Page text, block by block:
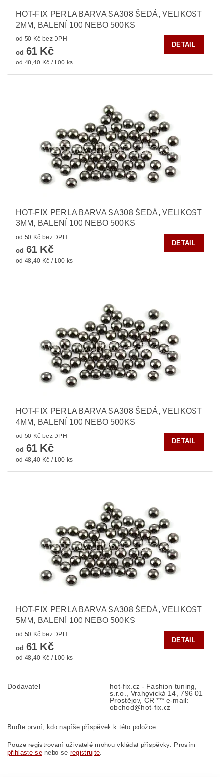
HOT-FIX PERLA BARVA SA308 ŠEDÁ, VELIKOST
2MM, BALENÍ 100 NEBO 500KS
od 50 Kč bez DPH
od 61 Kč
od 48,40 Kč / 100 ks
DETAIL
HOT-FIX PERLA BARVA SA308 ŠEDÁ, VELIKOST
3MM, BALENÍ 100 NEBO 500KS
od 50 Kč bez DPH
od 61 Kč
od 48,40 Kč / 100 ks
DETAIL
HOT-FIX PERLA BARVA SA308 ŠEDÁ, VELIKOST
4MM, BALENÍ 100 NEBO 500KS
od 50 Kč bez DPH
od 61 Kč
od 48,40 Kč / 100 ks
DETAIL
HOT-FIX PERLA BARVA SA308 ŠEDÁ, VELIKOST
5MM, BALENÍ 100 NEBO 500KS
od 50 Kč bez DPH
od 61 Kč
od 48,40 Kč / 100 ks
DETAIL
Dodavatel
hot-fix.cz - Fashion tuning,
s.r.o., Vrahovická 14, 796 01
Prostějov, ČR *** e-mail:
obchod@hot-fix.cz
Buďte první, kdo napíše příspěvek k této položce.
Pouze registrovaní uživatelé mohou vkládat příspěvky. Prosím
přihlaste senebo se registrujte